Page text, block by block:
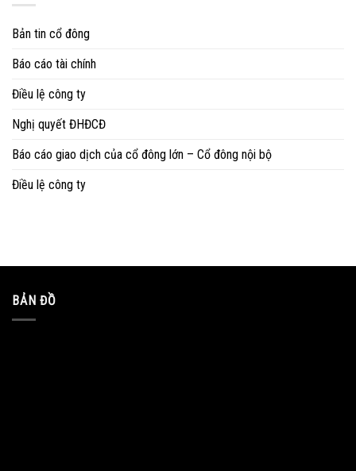
Bản tin cổ đông
Báo cáo tài chính
Điều lệ công ty
Nghị quyết ĐHĐCĐ
Báo cáo giao dịch của cổ đông lớn – Cổ đông nội bộ
Điều lệ công ty
BẢN ĐỒ